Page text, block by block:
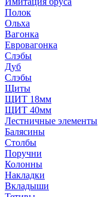
Полок
Ольха
Вагонка
Евровагонка
Слэбы
Дуб
Слэбы
Щиты
ЩИТ 18мм
ЩИТ 40мм
Лестничные элементы
Балясины
Столбы
Поручни
Колонны
Накладки
Вкладыши